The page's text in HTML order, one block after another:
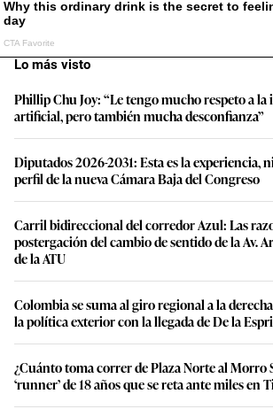
Lo más visto
Phillip Chu Joy: “Le tengo mucho respeto a
artificial, pero también mucha desconfianza”
Diputados 2026-2031: Esta es la experiencia,
perfil de la nueva Cámara Baja del Congreso
Carril bidireccional del corredor Azul: Las
postergación del cambio de sentido de la Av.
de la ATU
Colombia se suma al giro regional a la
la política exterior con la llegada de De la
¿Cuánto toma correr de Plaza Norte al Morro
‘runner’ de 18 años que se reta ante miles en